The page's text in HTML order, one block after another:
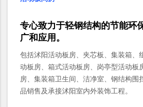
专心致力于轻钢结构的节能环
广和应用。
包括沭阳活动板房、夹芯板、集装箱、
动板房、箱式活动板房、岗亭型活动板
房、集装箱卫生间、洁净室、钢结构围
品销售及承接沭阳室内外装饰工程。